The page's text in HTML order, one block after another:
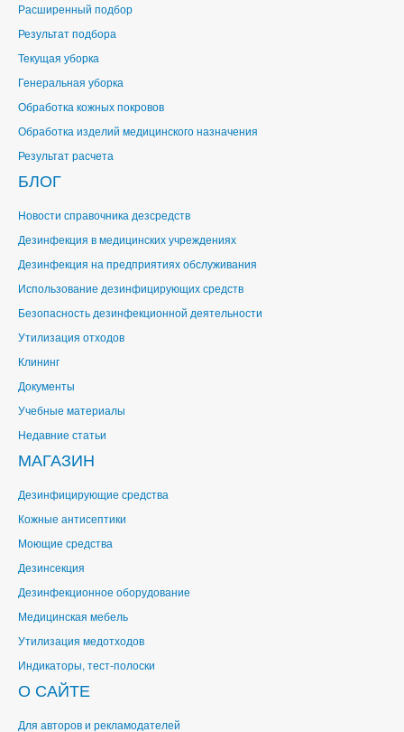
Расширенный подбор
Результат подбора
Текущая уборка
Генеральная уборка
Обработка кожных покровов
Обработка изделий медицинского назначения
Результат расчета
БЛОГ
Новости справочника дезсредств
Дезинфекция в медицинских учреждениях
Дезинфекция на предприятиях обслуживания
Использование дезинфицирующих средств
Безопасность дезинфекционной деятельности
Утилизация отходов
Клининг
Документы
Учебные материалы
Недавние статьи
МАГАЗИН
Дезинфицирующие средства
Кожные антисептики
Моющие средства
Дезинсекция
Дезинфекционное оборудование
Медицинская мебель
Утилизация медотходов
Индикаторы, тест-полоски
О САЙТЕ
Для авторов и рекламодателей